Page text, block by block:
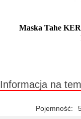
Maska Tahe
Informacja na
Pojemność: